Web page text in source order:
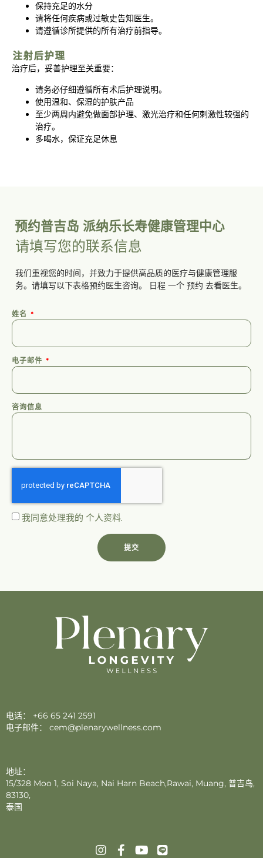
保持充足的水分
请将任何疾病或过敏史告知医生。
请遵循诊所提供的所有治疗前指导。
注射后护理
治疗后，妥善护理至关重要：
请务必仔细遵循所有术后护理说明。
使用温和、保湿的护肤产品
至少两周内避免做面部护理、激光治疗和任何刺激性较强的
治疗。
多喝水，保证充足休息
预约普吉岛 派纳乐长寿健康管理中心
请填写您的联系信息
我们重视您的时间，并致力于提供高品质的医疗与健康管理服
务。请填写以下表格预约医生咨询。
日程 一个 预约 去看医生。
姓名
电子邮件
咨询信息
我同意处理我的 个人资料.
提交
电话： +66 65 241 2591
电子邮件： cem@plenarywellness.com
地址：
15/328 Moo 1, Soi Naya, Nai Harn Beach,Rawai, Muang, 普吉岛,
83130,
泰国